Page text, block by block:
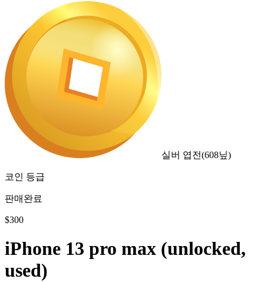
실버 엽전(608닢)
코인 등급
판매완료
$300
iPhone 13 pro max (unlocked,
used)